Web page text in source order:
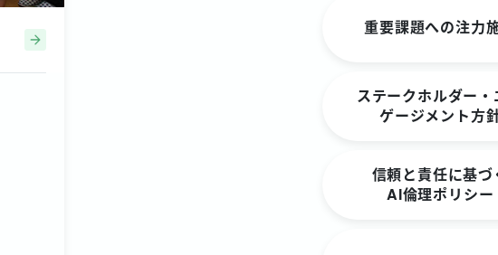
重要課題への注力
ステークホルダー・
ゲージメント方
信頼と責任に基づ
AI倫理ポリシー